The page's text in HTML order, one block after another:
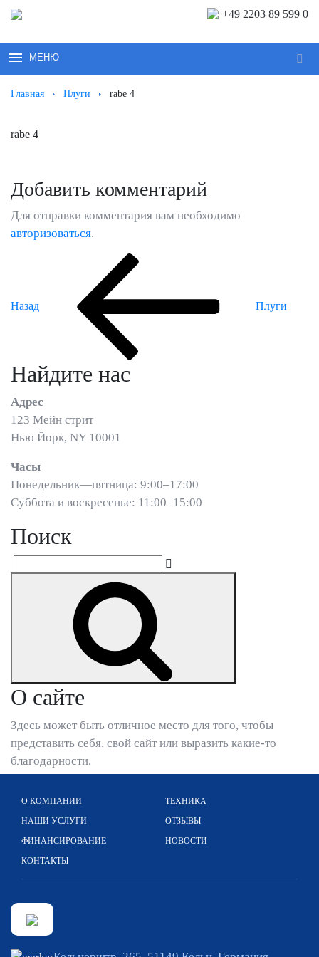
+49 2203 89 599 0
МЕНЮ
Главная Плуги rabe 4
rabe 4
Добавить комментарий
Для отправки комментария вам необходимо
авторизоваться.
Навигация
по
записям
Назад Плуги
Найдите нас
Адрес
123 Мейн стрит
Нью Йорк, NY 10001
Часы
Понедельник—пятница: 9:00–17:00
Суббота и воскресенье: 11:00–15:00
Поиск
Искать:
О сайте
Здесь может быть отличное место для того, чтобы
представить себя, свой сайт или выразить какие-то
благодарности.
О КОМПАНИИ
НАШИ УСЛУГИ
ФИНАНСИРОВАНИЕ
КОНТАКТЫ
ТЕХНИКА
ОТЗЫВЫ
НОВОСТИ